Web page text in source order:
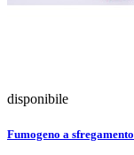
disponibile
Fumogeno a